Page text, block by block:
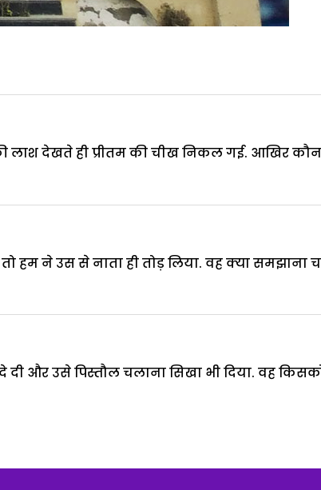
लाश देखते ही प्रीतम की चीख निकल गई. आखिर कौन
ने उस से नाता ही तोड़ लिया. वह क्या समझाना
और उसे पिस्तौल चलाना सिखा भी दिया. वह